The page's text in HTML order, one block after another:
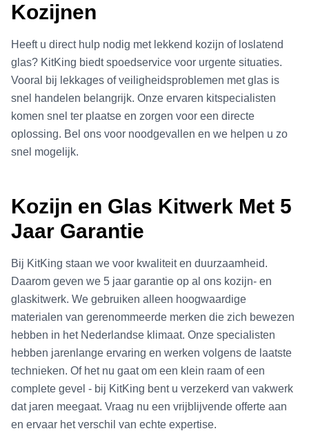
Kozijnen
Heeft u direct hulp nodig met lekkend kozijn of loslatend
glas? KitKing biedt spoedservice voor urgente situaties.
Vooral bij lekkages of veiligheidsproblemen met glas is
snel handelen belangrijk. Onze ervaren kitspecialisten
komen snel ter plaatse en zorgen voor een directe
oplossing. Bel ons voor noodgevallen en we helpen u zo
snel mogelijk.
Kozijn en Glas Kitwerk Met 5
Jaar Garantie
Bij KitKing staan we voor kwaliteit en duurzaamheid.
Daarom geven we 5 jaar garantie op al ons kozijn- en
glaskitwerk. We gebruiken alleen hoogwaardige
materialen van gerenommeerde merken die zich bewezen
hebben in het Nederlandse klimaat. Onze specialisten
hebben jarenlange ervaring en werken volgens de laatste
technieken. Of het nu gaat om een klein raam of een
complete gevel - bij KitKing bent u verzekerd van vakwerk
dat jaren meegaat. Vraag nu een vrijblijvende offerte aan
en ervaar het verschil van echte expertise.